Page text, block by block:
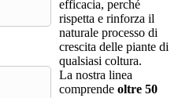
efficacia, perché
rispetta e rinforza il
naturale processo di
crescita delle piante di
qualsiasi coltura.
La nostra linea
comprende oltre 50